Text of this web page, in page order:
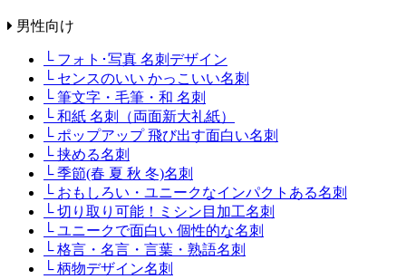
男性向け
└ フォト･写真 名刺デザイン
└ センスのいい かっこいい名刺
└ 筆文字・毛筆・和 名刺
└ 和紙 名刺（両面新大礼紙）
└ ポップアップ 飛び出す面白い名刺
└ 挟める名刺
└ 季節(春 夏 秋 冬)名刺
└ おもしろい・ユニークなインパクトある名刺
└ 切り取り可能！ミシン目加工名刺
└ ユニークで面白い 個性的な名刺
└ 格言・名言・言葉・熟語名刺
└ 柄物デザイン名刺